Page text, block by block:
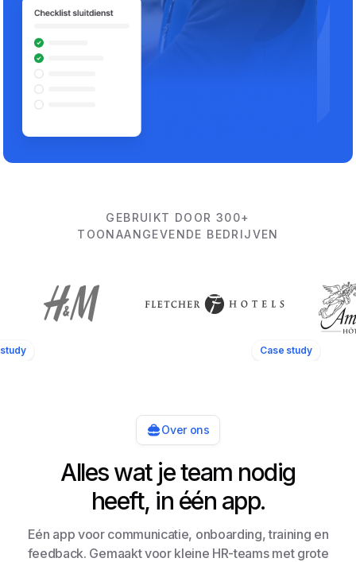
GEBRUIKT DOOR 300+
TOONAANGEVENDE BEDRIJVEN
Case study
Over ons
Alles wat je team nodig
heeft, in één app.
Eén app voor communicatie, onboarding, training en
feedback. Gemaakt voor kleine HR-teams met grote